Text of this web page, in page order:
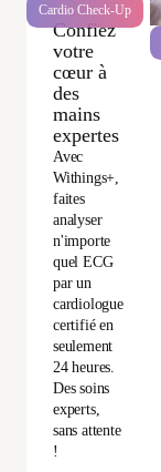
Cardio Check-Up
Confiez
votre
cœur à
des
mains
expertes
Avec
Withings+,
faites
analyser
n'importe
quel ECG
par un
cardiologue
certifié en
seulement
24 heures.
Des soins
experts,
sans attente
!